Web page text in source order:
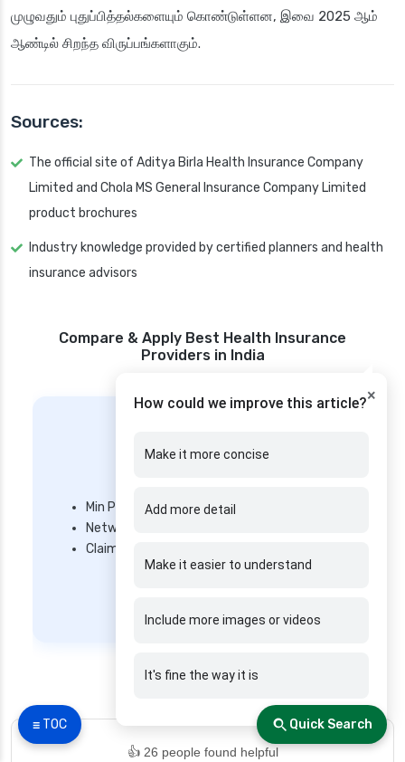
☰ TOC
முழுவதும் புதுப்பித்தல்களையும் கொண்டுள்ளன, இவை 2025 ஆம்
ஆண்டில் சிறந்த விருப்பங்களாகும்.
Sources:
The official site of Aditya Birla Health Insurance Company
Limited and Chola MS General Insurance Company Limited
product brochures
Industry knowledge provided by certified planners and health
insurance advisors
Compare & Apply Best Health Insurance
Providers in India
Min Premium – ₹ 3600/year
Network Hospitals – 14,000+ hospitals
Claim Settlement Ratio – 82.3%
👍 26 people found helpful
×
How could we improve this article?
Make it more concise
Add more detail
Make it easier to understand
Include more images or videos
It's fine the way it is
Quick Search